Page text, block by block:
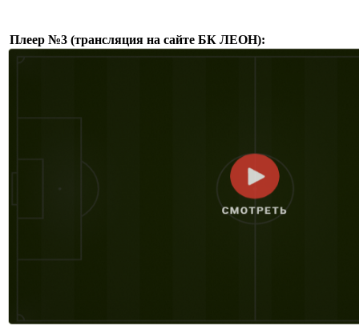
Плеер №3 (трансляция на сайте БК ЛЕОН):